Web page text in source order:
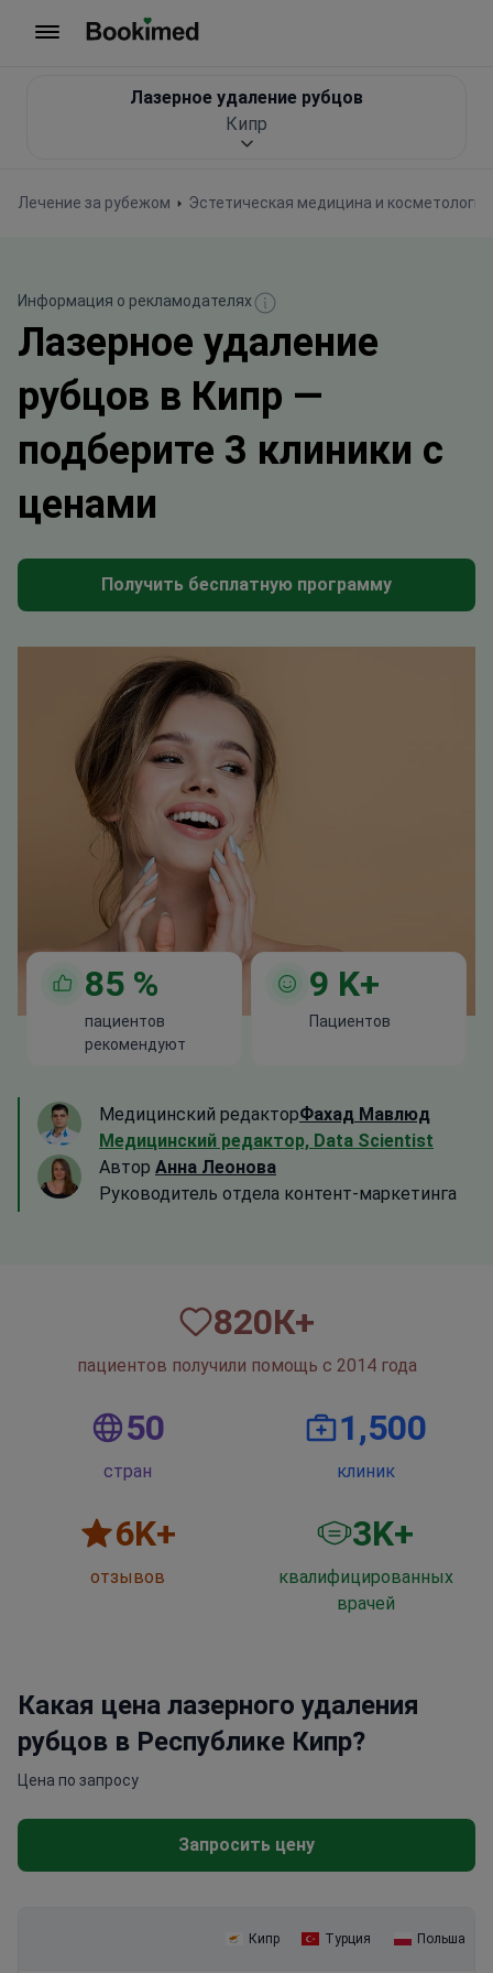
Лечение за рубежом Эстетическая медицина и косметология
Лазерное удаление рубцов
Кипр
Информация о рекламодателях
Лазерное удаление
рубцов в Кипр —
подберите 3 клиники с
ценами
Получить бесплатную программу
85 %
пациентов
рекомендуют
9 K+
Пациентов
Медицинский редакторФахад Мавлюд
Медицинский редактор, Data Scientist
Автор Анна Леонова
Руководитель отдела контент-маркетинга
820К+
пациентов получили помощь с 2014 года
50
стран
1,500
клиник
6K+
отзывов
3K+
квалифицированных
врачей
Какая цена лазерного удаления
рубцов в Республике Кипр?
Цена по запросу
Запросить цену
Кипр Турция Польша